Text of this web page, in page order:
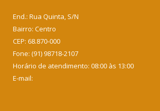
End.: Rua Quinta, S/N
Bairro: Centro
CEP: 68.870-000
Fone: (91) 98718-2107
Horário de atendimento: 08:00 às 13:00
E-mail: